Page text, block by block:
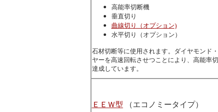
高能率切断機
垂直切り
曲線切り（オプション)
水平切り（オプション）
石材切断等に使用されます。ダイヤモンド
ヤーを高速回転させつことにより、高能率
達成しています。
ＥＥＷ型 （エコノミータイプ）